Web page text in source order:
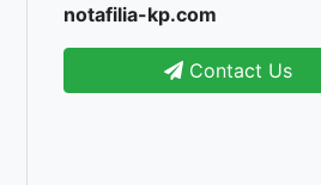
notafilia-kp.com
Contact Us